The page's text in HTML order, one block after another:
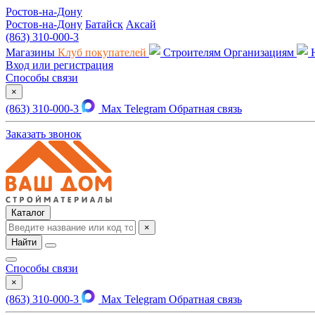
Ростов-на-Дону
Ростов-на-Дону Батайск Аксай
(863) 310-000-3
Магазины Клуб покупателей Строителям Организациям
Вход или регистрация
Способы связи
×
(863) 310-000-3 Max Telegram Обратная связь
Заказать звонок
Каталог
×
Найти
Способы связи
×
(863) 310-000-3 Max Telegram Обратная связь